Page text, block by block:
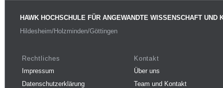
HAWK HOCHSCHULE FÜR ANGEWANDTE WISSENSCHAFT UND
Hildesheim/Holzminden/Göttingen
Rechtliches
Impressum
Datenschutzerklärung
Kontakt
Über uns
Team und Kontakt